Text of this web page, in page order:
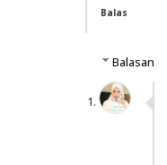
Balas
Balasan